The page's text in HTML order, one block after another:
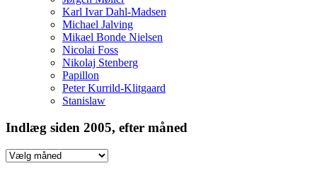
Karl Ivar Dahl-Madsen
Michael Jalving
Mikael Bonde Nielsen
Nicolai Foss
Nikolaj Stenberg
Papillon
Peter Kurrild-Klitgaard
Stanislaw
Indlæg siden 2005, efter måned
Indlæg